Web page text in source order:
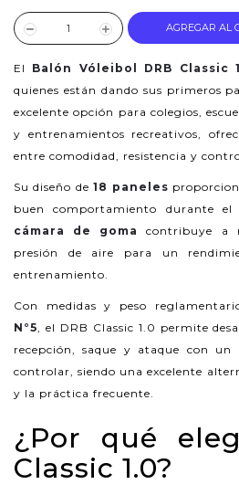
AGREGAR AL
El Balón Vóleibol DRB Classic
quienes están dando sus primeros
excelente opción para colegios,
y entrenamientos recreativos,
entre comodidad, resistencia y
Su diseño de18 paneles
buen comportamiento durante
cámara de goma
contribuye a
presión de aire para un
entrenamiento.
Con medidas y peso
N°5, el DRB Classic 1.0 permite
recepción, saque y ataque con
controlar, siendo una excelente
y la práctica frecuente.
¿Por qué
Classic 1.0?